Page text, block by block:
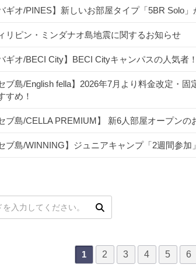
バギオ/PINES】新しいお部屋タイプ「5BR Solo
リピン・ミンダナオ島地震に関するお知らせ
バギオ/BECI City】BECI Cityキャンパスの人気者
セブ島/English fella】2026年7月より料金改定・
すめ！
セブ島/CELLA PREMIUM】 新6人部屋オープンの
セブ島/WINNING】ジュニアキャンプ「2週間参加
1 2 3 4 5 6